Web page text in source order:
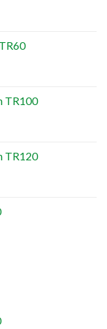
TR100
TR120